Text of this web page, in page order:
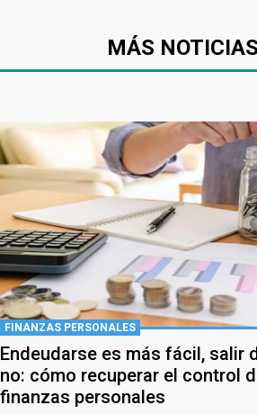
MÁS NOTICIAS
FINANZAS PERSONALES
Endeudarse es más fácil, salir
no: cómo recuperar el control
finanzas personales